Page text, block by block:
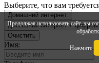
Продолжая использовать сайт, вы
Нажмите
Выберите, что вам
Домашний интернет.
Домашний интернет +
Очистить
Имя: